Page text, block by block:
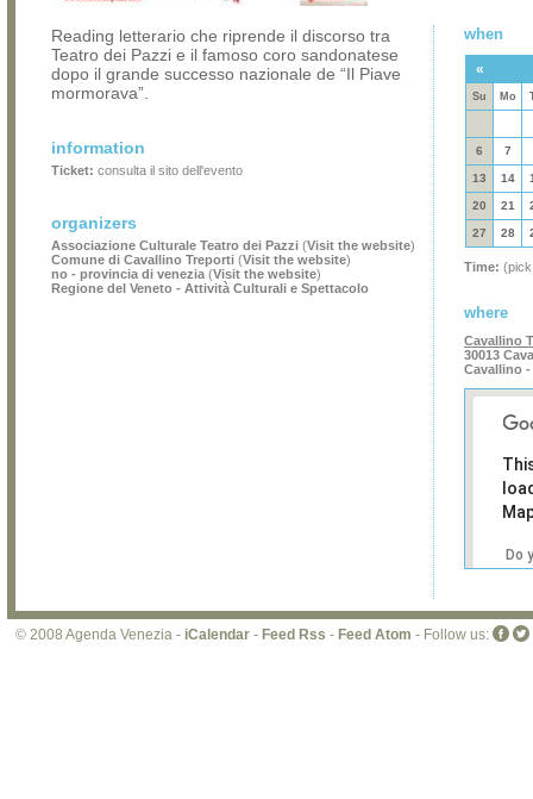
Reading letterario che riprende il discorso tra
Teatro dei Pazzi e il famoso coro sandonatese
dopo il grande successo nazionale de “Il Piave
mormorava”.
information
Ticket: consulta il sito dell'evento
organizers
Associazione Culturale Teatro dei Pazzi (Visit the website)
Comune di Cavallino Treporti (Visit the website)
no - provincia di venezia (Visit the website)
Regione del Veneto - Attività Culturali e Spettacolo
when
«
Su Mo
6 7
13 14
20 21
27 28
Time:
where
Cavallino
30013
Cavallino
Do
© 2008 Agenda Venezia - iCalendar - Feed Rss - Feed Atom - Follow us: